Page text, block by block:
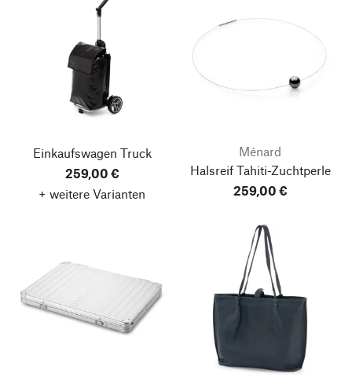
Einkaufswagen Truck
259,00 €
+ weitere Varianten
Ménard
Halsreif Tahiti-Zuchtperle
259,00 €